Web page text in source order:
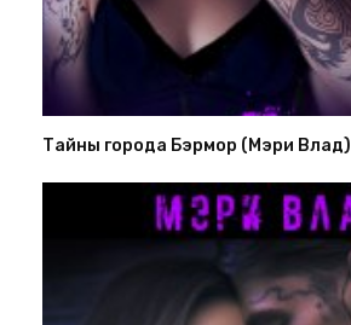
Тайны города Бэрмор (Мэри Влад)